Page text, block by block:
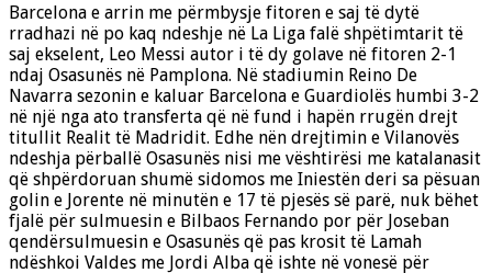
Barcelona e arrin me përmbysje fitoren e saj të dytë
rradhazi në po kaq ndeshje në La Liga falë shpëtimtarit të
saj ekselent, Leo Messi autor i të dy golave në fitoren 2-1
ndaj Osasunës në Pamplona. Në stadiumin Reino De
Navarra sezonin e kaluar Barcelona e Guardiolës humbi 3-2
në një nga ato transferta që në fund i hapën rrugën drejt
titullit Realit të Madridit. Edhe nën drejtimin e Vilanovës
ndeshja përballë Osasunës nisi me vështirësi me katalanasit
që shpërdoruan shumë sidomos me Iniestën deri sa pësuan
golin e Jorente në minutën e 17 të pjesës së parë, nuk bëhet
fjalë për sulmuesin e Bilbaos Fernando por për Joseban
qendërsulmuesin e Osasunës që pas krosit të Lamah
ndëshkoi Valdes me Jordi Alba që ishte në vonesë për